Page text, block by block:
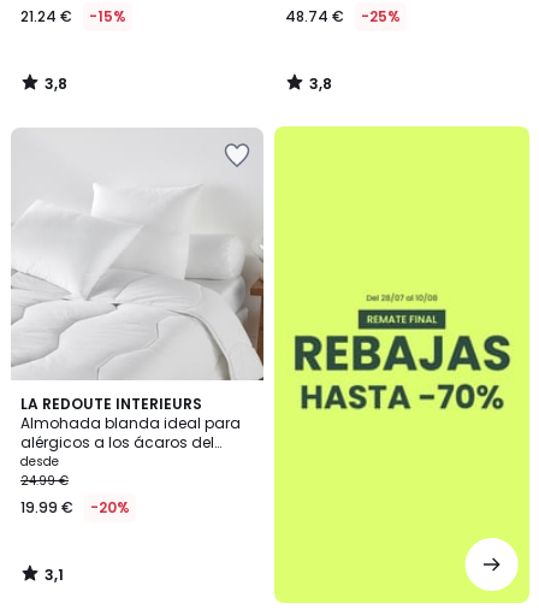
21.24 € -15%
3,8
/
48.74 € -25%
3,8
/
LA REDOUTE INTERIEURS
Almohada blanda ideal para
alérgicos a los ácaros del
polvo
desde
24.99 €
19.99 € -20%
3,1
/
5
3,1
/
.